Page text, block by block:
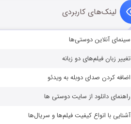
لینک‌های کاربردی
سینمای آنلاین دوستی‌ها
تغییر زبان فیلم‌های دو زبانه
اضافه کردن صدای دوبله به ویدئو
راهنمای دانلود از سایت دوستی ها
آشنایی با انواع کیفیت فیلم‌ها و سریال‌ها